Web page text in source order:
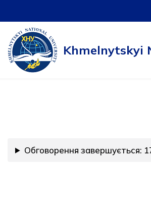
to
content
Khmelnytskyi
Обговорення завершується: